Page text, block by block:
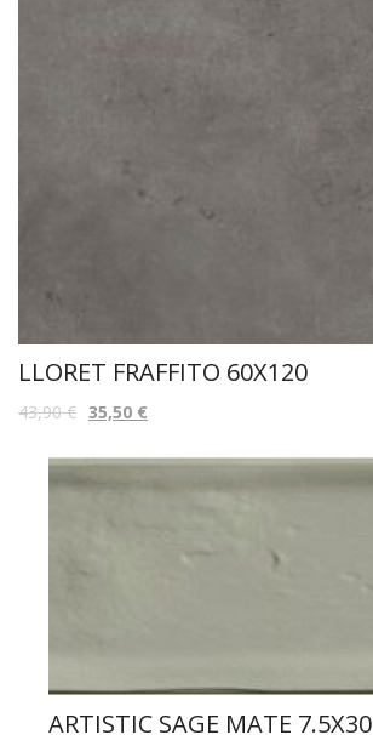
LLORET FRAFFITO 60X120
43,90€ 35,50 €
ARTISTIC SAGE MATE 7.5X30